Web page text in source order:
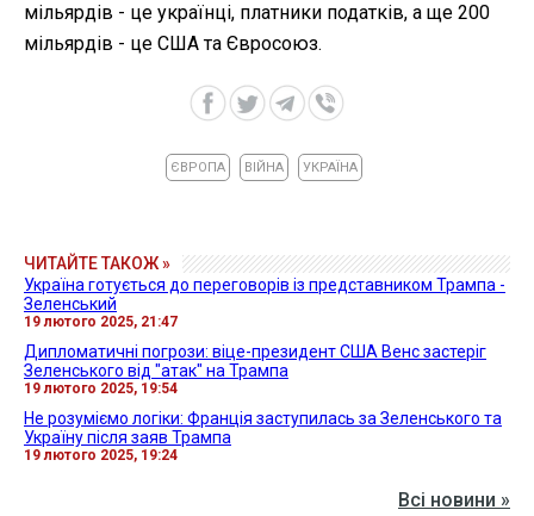
мільярдів - це українці, платники податків, а ще 200
мільярдів - це США та Євросоюз.
ЄВРОПА ВІЙНА УКРАЇНА
ЧИТАЙТЕ ТАКОЖ »
Україна готується до переговорів із представником Трампа -
Зеленський
19 лютого 2025, 21:47
Дипломатичні погрози: віце-президент США Венс застеріг
Зеленського від "атак" на Трампа
19 лютого 2025, 19:54
Не розуміємо логіки: Франція заступилась за Зеленського та
Україну після заяв Трампа
19 лютого 2025, 19:24
Всі новини »